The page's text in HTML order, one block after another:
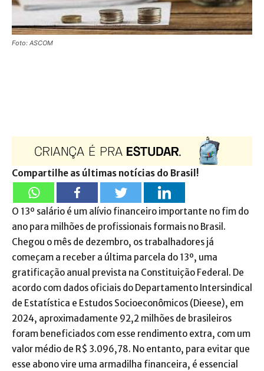
Foto: ASCOM
Compartilhe as últimas notícias do Brasil!
O 13º salário é um alívio financeiro importante no fim do
ano para milhões de profissionais formais no Brasil.
Chegou o mês de dezembro, os trabalhadores já
começam a receber a última parcela do 13º, uma
gratificação anual prevista na Constituição Federal. De
acordo com dados oficiais do Departamento Intersindical
de Estatística e Estudos Socioeconômicos (Dieese), em
2024, aproximadamente 92,2 milhões de brasileiros
foram beneficiados com esse rendimento extra, com um
valor médio de R$ 3.096,78. No entanto, para evitar que
esse abono vire uma armadilha financeira, é essencial